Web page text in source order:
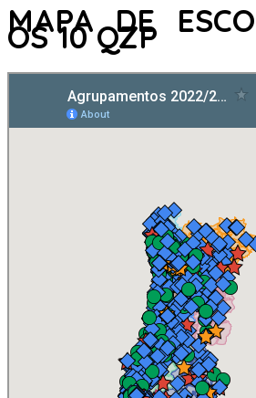
MAPA DE
OS 10 QZP